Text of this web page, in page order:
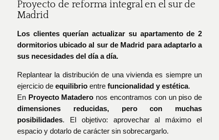
Proyecto de reforma integral en el sur de
Madrid
Los clientes querían actualizar su apartamento de 2
dormitorios ubicado al sur de Madrid para adaptarlo a
sus necesidades del día a día.
Replantear la distribución de una vivienda es siempre un
ejercicio de equilibrioentre funcionalidad y estética.
En Proyecto Matadero nos encontramos con un piso de
dimensiones reducidas, pero con muchas
posibilidades. El objetivo: aprovechar al máximo el
espacio y dotarlo de carácter sin sobrecargarlo.